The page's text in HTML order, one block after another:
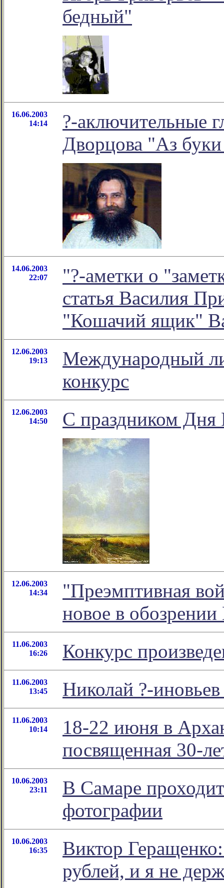
бедный"
16.06.2003
14:14
?-аключительные
Дворцова "Аз
14.06.2003
22:07
"?-аметки о
статья Василия
"Кошачий ящик"
12.06.2003
19:13
Международный
конкурс
12.06.2003
14:50
С праздником Дня
12.06.2003
14:34
"Преэмптивная
новое в
11.06.2003
16:26
Конкурс
11.06.2003
13:45
Николай ?-
11.06.2003
10:14
18-22 июня в
посвященная 30-
10.06.2003
23:11
В Самаре
фотографии
10.06.2003
16:35
Виктор
рублей, и я не